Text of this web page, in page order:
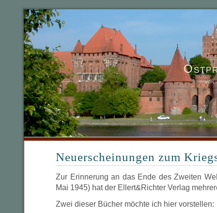
von
Neuerscheinungen zum
Zur Erinnerung an das Ende des Zweiten
Mai 1945) hat der Ellert&Richter Verlag
Zwei dieser Bücher möchte ich hier vorstellen: